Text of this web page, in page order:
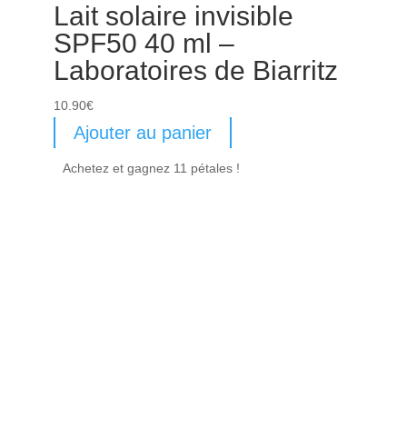
Lait solaire invisible
SPF50 40 ml –
Laboratoires de Biarritz
10.90€
Ajouter au panier
Achetez et gagnez 11 pétales !